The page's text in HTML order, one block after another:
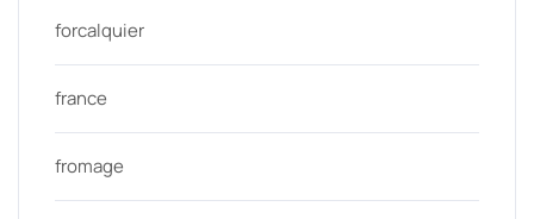
forcalquier
france
fromage